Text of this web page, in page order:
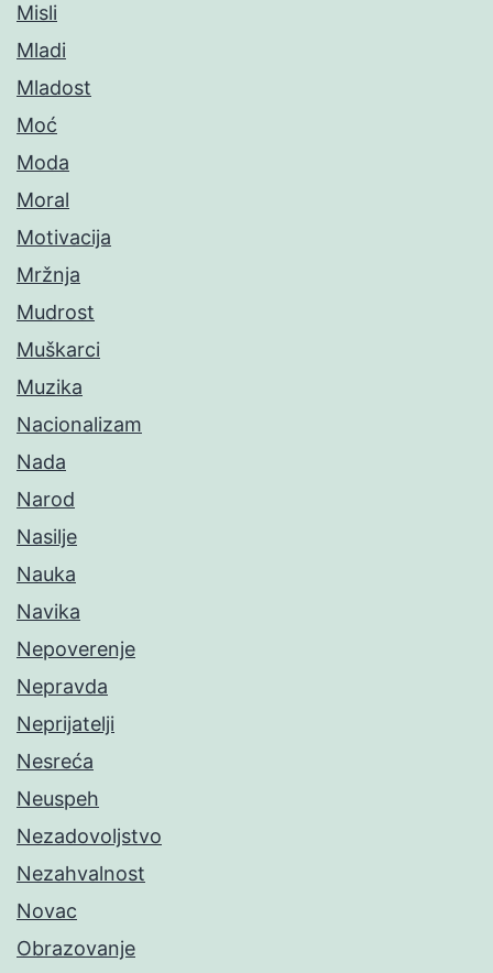
Misli
Mladi
Mladost
Moć
Moda
Moral
Motivacija
Mržnja
Mudrost
Muškarci
Muzika
Nacionalizam
Nada
Narod
Nasilje
Nauka
Navika
Nepoverenje
Nepravda
Neprijatelji
Nesreća
Neuspeh
Nezadovoljstvo
Nezahvalnost
Novac
Obrazovanje